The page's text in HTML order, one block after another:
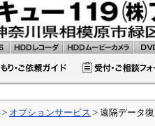
ダのビデオ
復活・復旧
HDDムービーカ
メラのビデオ復
活・復旧
レイ
タ・
復活
ォーム
> オプションサービス > 遠隔データ